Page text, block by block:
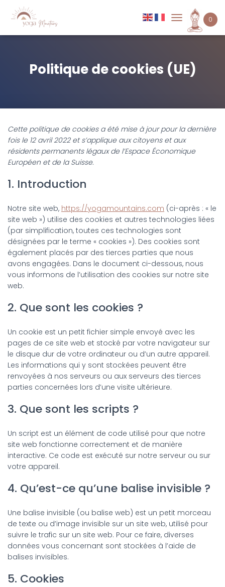
É
I
E
N
V
I
G
Politique de cookies (UE)
Cette politique de cookies a été mise à jour pour la dernière
fois le 12 avril 2022 et s’applique aux citoyens et aux
résidents permanents légaux de l’Espace Économique
Européen et de la Suisse.
1. Introduction
Notre site web, https://yogamountains.com (ci-après : « le
site web ») utilise des cookies et autres technologies liées
(par simplification, toutes ces technologies sont
désignées par le terme « cookies »). Des cookies sont
également placés par des tierces parties que nous
avons engagées. Dans le document ci-dessous, nous
vous informons de l’utilisation des cookies sur notre site
web.
2. Que sont les cookies ?
Un cookie est un petit fichier simple envoyé avec les
pages de ce site web et stocké par votre navigateur sur
le disque dur de votre ordinateur ou d’un autre appareil.
Les informations qui y sont stockées peuvent être
renvoyées à nos serveurs ou aux serveurs des tierces
parties concernées lors d’une visite ultérieure.
3. Que sont les scripts ?
Un script est un élément de code utilisé pour que notre
site web fonctionne correctement et de manière
interactive. Ce code est exécuté sur notre serveur ou sur
votre appareil.
4. Qu’est-ce qu’une balise invisible ?
Une balise invisible (ou balise web) est un petit morceau
de texte ou d’image invisible sur un site web, utilisé pour
suivre le trafic sur un site web. Pour ce faire, diverses
données vous concernant sont stockées à l’aide de
balises invisibles.
5. Cookies
0